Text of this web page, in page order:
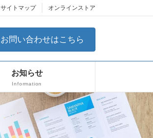
サイトマップ オンラインストア
お問い合わせはこちら
お知らせ
Information